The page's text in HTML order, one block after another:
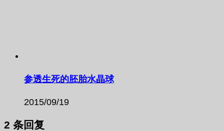
参透生死的胚胎水晶球
2015/09/19
2 条回复